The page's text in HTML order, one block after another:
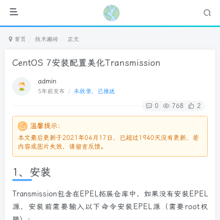
首页 技术搬砖 正文
CentOS 7安装配置美化Transmission
admin
5年前发布 / 未收录，已推送
0 768 2
温馨提示：
本文最后更新于2021年04月17日，已超过1940天没有更新，若
内容或图片失效，请留言反馈。
1、安装
Transmission包含在EPEL拓展仓库中，如果没有安装EPEL
源，安装前需要输入以下命令安装EPEL源（需要root权